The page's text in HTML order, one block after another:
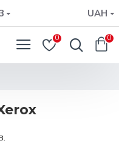
UAH
0 0